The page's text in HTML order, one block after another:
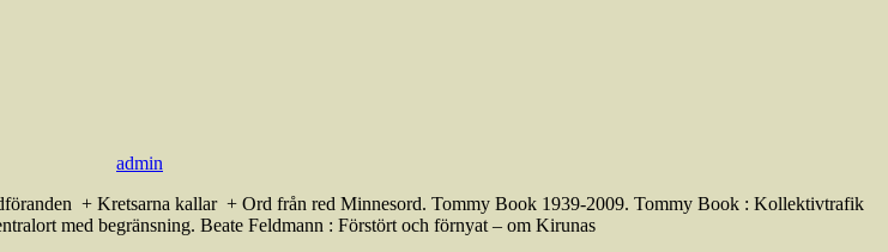
admin
+ Kretsarna kallar + Ord från red Minnesord. Tommy Book 1939-2009. Tommy Book : Kollektivtrafik
med begränsning. Beate Feldmann : Förstört och förnyat – om Kirunas